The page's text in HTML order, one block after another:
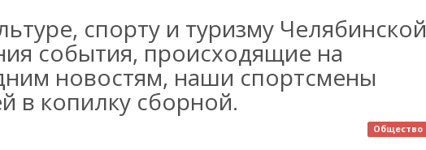
спорту и туризму Челябинской
события, происходящие на
новостям, наши спортсмены
в копилку сборной.
Общество